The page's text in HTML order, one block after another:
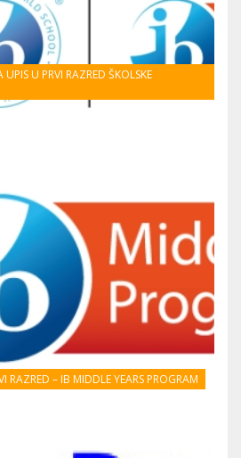
U PRVI RAZRED ŠKOLSKE
RAZRED – IB MIDDLE YEARS PROGRAM